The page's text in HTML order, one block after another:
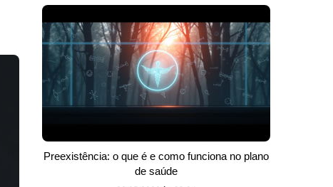
Preexistência: o que é e como funciona no plano
de saúde